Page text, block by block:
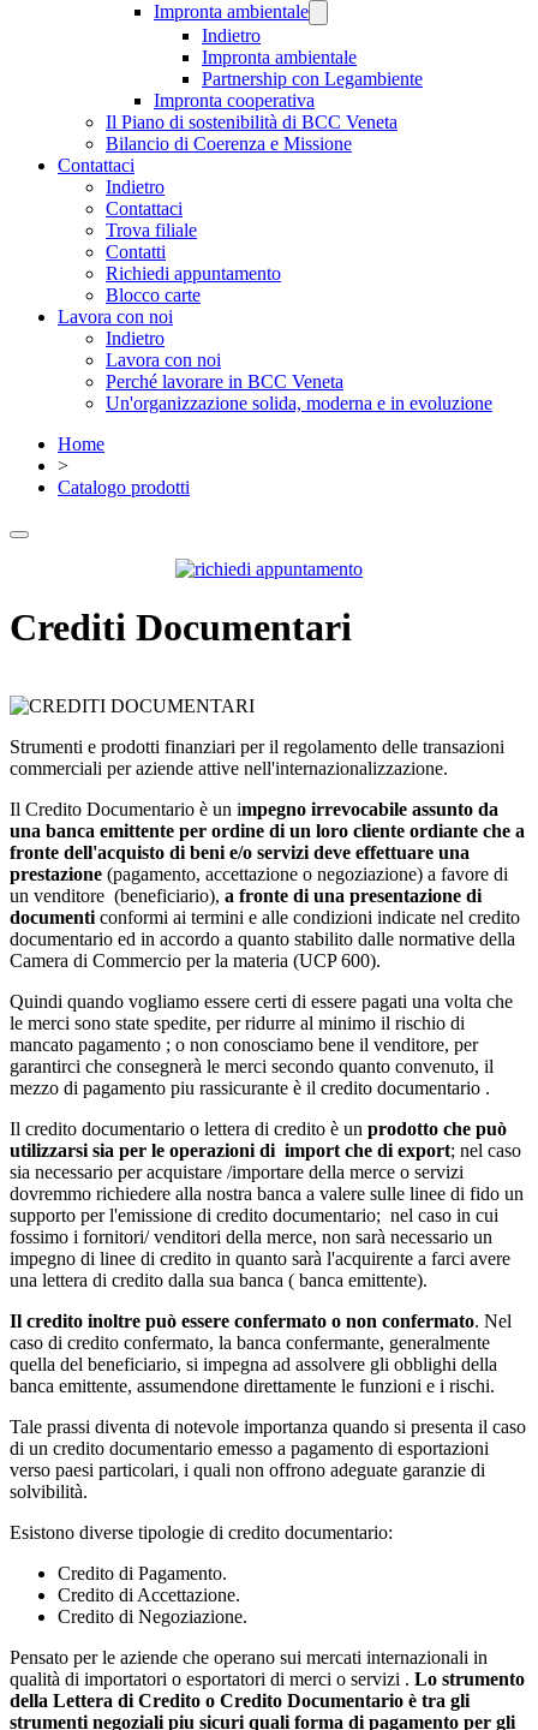
Impronta ambientale
Indietro
Impronta ambientale
Partnership con Legambiente
Impronta cooperativa
Il Piano di sostenibilità di BCC Veneta
Bilancio di Coerenza e Missione
Contattaci
Indietro
Contattaci
Trova filiale
Contatti
Richiedi appuntamento
Blocco carte
Lavora con noi
Indietro
Lavora con noi
Perché lavorare in BCC Veneta
Un'organizzazione solida, moderna e in evoluzione
Home
>
Catalogo prodotti
Crediti Documentari
Strumenti e prodotti finanziari per il regolamento delle transazioni
commerciali per aziende attive nell'internazionalizzazione.
Il Credito Documentario è un impegno irrevocabile assunto da
una banca emittente per ordine di un loro cliente ordiante che a
fronte dell'acquisto di beni e/o servizi deve effettuare una
prestazione (pagamento, accettazione o negoziazione) a favore di
un venditore (beneficiario), a fronte di una presentazione di
documenti conformi ai termini e alle condizioni indicate nel credito
documentario ed in accordo a quanto stabilito dalle normative della
Camera di Commercio per la materia (UCP 600).
Quindi quando vogliamo essere certi di essere pagati una volta che
le merci sono state spedite, per ridurre al minimo il rischio di
mancato pagamento ; o non conosciamo bene il venditore, per
garantirci che consegnerà le merci secondo quanto convenuto, il
mezzo di pagamento piu rassicurante è il credito documentario .
Il credito documentario o lettera di credito è un prodotto che può
utilizzarsi sia per le operazioni di import che di export; nel caso
sia necessario per acquistare /importare della merce o servizi
dovremmo richiedere alla nostra banca a valere sulle linee di fido un
supporto per l'emissione di credito documentario; nel caso in cui
fossimo i fornitori/ venditori della merce, non sarà necessario un
impegno di linee di credito in quanto sarà l'acquirente a farci avere
una lettera di credito dalla sua banca ( banca emittente).
Il credito inoltre può essere confermato o non confermato. Nel
caso di credito confermato, la banca confermante, generalmente
quella del beneficiario, si impegna ad assolvere gli obblighi della
banca emittente, assumendone direttamente le funzioni e i rischi.
Tale prassi diventa di notevole importanza quando si presenta il caso
di un credito documentario emesso a pagamento di esportazioni
verso paesi particolari, i quali non offrono adeguate garanzie di
solvibilità.
Esistono diverse tipologie di credito documentario:
Credito di Pagamento.
Credito di Accettazione.
Credito di Negoziazione.
Pensato per le aziende che operano sui mercati internazionali in
qualità di importatori o esportatori di merci o servizi . Lo strumento
della Lettera di Credito o Credito Documentario è tra gli
strumenti negoziali piu sicuri quali forma di pagamento per gli